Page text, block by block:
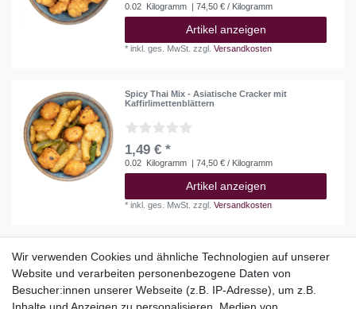
0.02 Kilogramm | 74,50 € / Kilogramm
Artikel anzeigen
*inkl. ges. MwSt. zzgl.Versandkosten
Spicy Thai Mix - Asiatische Cracker mit
Kaffirlimettenblättern
1,49 € *
0.02 Kilogramm | 74,50 € / Kilogramm
Artikel anzeigen
*inkl. ges. MwSt. zzgl.Versandkosten
Top Kategorien
Wir verwenden Cookies und ähnliche Technologien auf unserer
Website und verarbeiten personenbezogene Daten von
Besucher:innen unserer Webseite (z.B. IP-Adresse), um z.B.